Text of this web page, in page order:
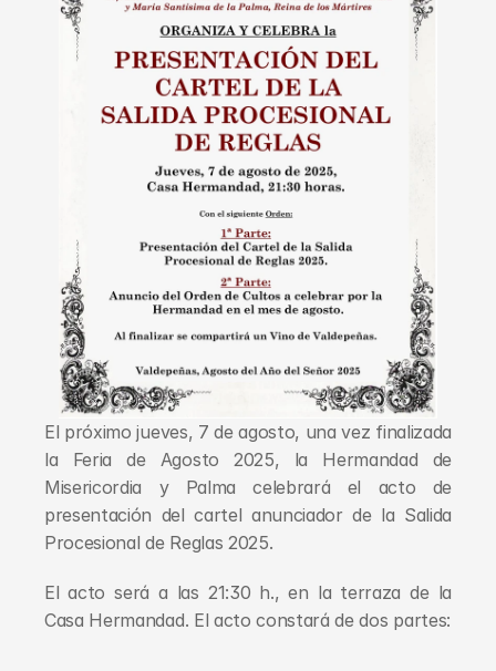
El próximo jueves, 7 de agosto, una vez finalizada
la Feria de Agosto 2025, la Hermandad de
Misericordia y Palma celebrará el acto de
presentación del cartel anunciador de la Salida
Procesional de Reglas 2025.
El acto será a las 21:30 h., en la terraza de la
Casa Hermandad. El acto constará de dos partes: